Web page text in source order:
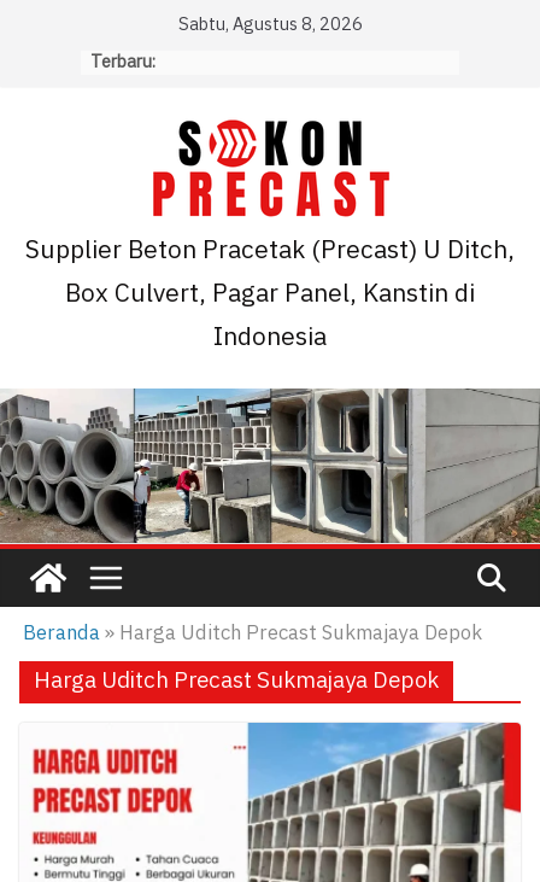
Sabtu, Agustus 8, 2026
Terbaru:
Supplier Beton Pracetak (Precast) U Ditch,
Box Culvert, Pagar Panel, Kanstin di
Indonesia
Beranda» Harga Uditch Precast Sukmajaya Depok
Harga Uditch Precast Sukmajaya Depok